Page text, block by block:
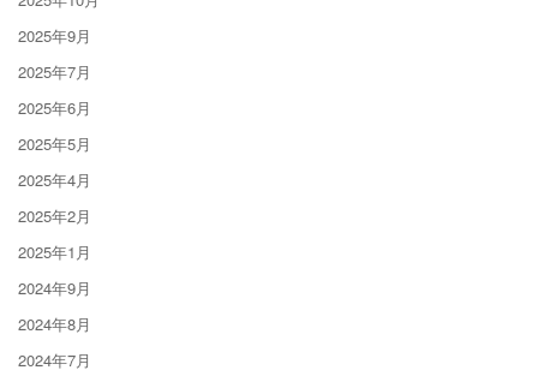
2025年9月
2025年7月
2025年6月
2025年5月
2025年4月
2025年2月
2025年1月
2024年9月
2024年8月
2024年7月